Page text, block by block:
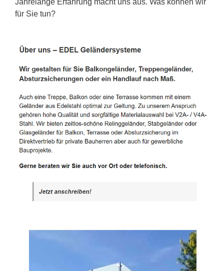
Jahrelange Erfahrung macht uns aus. Was können wir
für Sie tun?